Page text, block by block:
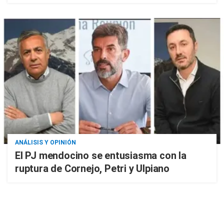
ANÁLISIS Y OPINIÓN
El PJ mendocino se entusiasma con la
ruptura de Cornejo, Petri y Ulpiano